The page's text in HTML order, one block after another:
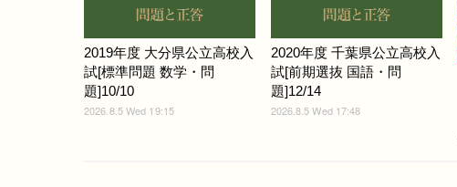
2019年度 大分県公立高校入
試[標準問題 数学・問
題]10/10
2026.8.5 Wed 19:15
2020年度 千葉県公立高校入
試[前期選抜 国語・問
題]12/14
2026.8.5 Wed 17:48